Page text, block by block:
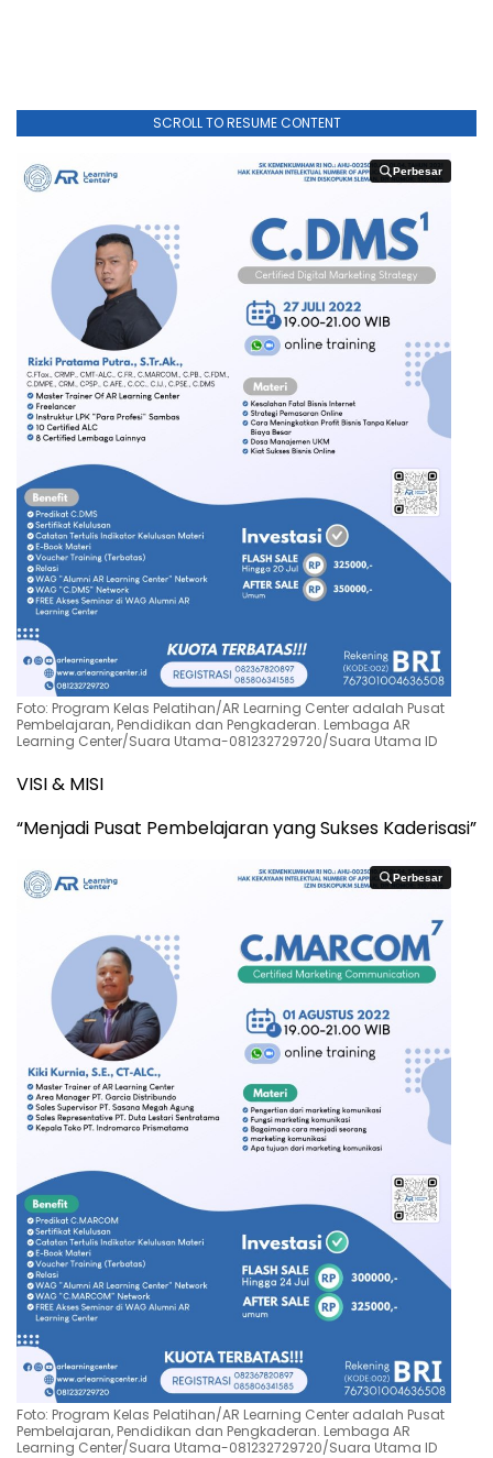
SCROLL TO RESUME CONTENT
Perbesar
Perbesar
Foto: Program Kelas Pelatihan/AR Learning Center adalah Pusat
Pembelajaran, Pendidikan dan Pengkaderan. Lembaga AR
Learning Center/Suara Utama-081232729720/Suara Utama ID
VISI & MISI
“Menjadi Pusat Pembelajaran yang Sukses Kaderisasi”
Perbesar
Perbesar
Foto: Program Kelas Pelatihan/AR Learning Center adalah Pusat
Pembelajaran, Pendidikan dan Pengkaderan. Lembaga AR
Learning Center/Suara Utama-081232729720/Suara Utama ID